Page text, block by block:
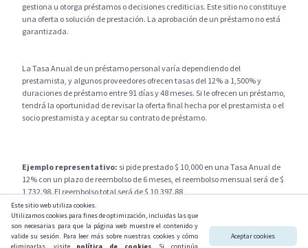
gestiona u otorga préstamos o decisiones crediticias. Este sitio no constituye
una oferta o solución de prestación. La aprobación de un préstamo no está
garantizada.
La Tasa Anual de un préstamo personal varía dependiendo del
prestamista, y algunos proveedores ofrecen tasas del 12% a 1,500% y
duraciones de préstamo entre 91 días y 48 meses. Si le ofrecen un préstamo,
tendrá la oportunidad de revisar la oferta final hecha por el prestamista o el
socio prestamista y aceptar su contrato de préstamo.
Ejemplo representativo: si pide prestado $ 10,000 en una Tasa Anual de
12% con un plazo de reembolso de 6 meses, el reembolso mensual será de $
1,732.98. El reembolso total será de $ 10,397.88
Fiizy OÜ, Tartu mnt 10, 10145 Tallinn, Estonia
Este sitio web utiliza cookies.
Utilizamos cookies para fines de optimización, incluidas las que
son necesarias para que la página web muestre el contenido y
valide su sesión. Para leer más sobre nuestras cookies y cómo
Aceptar cookies